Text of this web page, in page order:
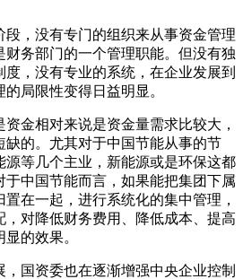
，没有专门的组织来从事资金管理
财务部门的一个管理职能。但没有独
，没有专业的系统，在企业发展到
局限性变得日益明显。
金相对来说是资金量需求比较大，
缺的。尤其对于中国节能从事的节
源等几个主业，新能源或是环保这都
于中国节能而言，如果能把集团下属
在一起，进行系统化的集中管理，
对降低财务费用、降低成本、提高
的效果。
国资委也在逐渐增强中央企业控制